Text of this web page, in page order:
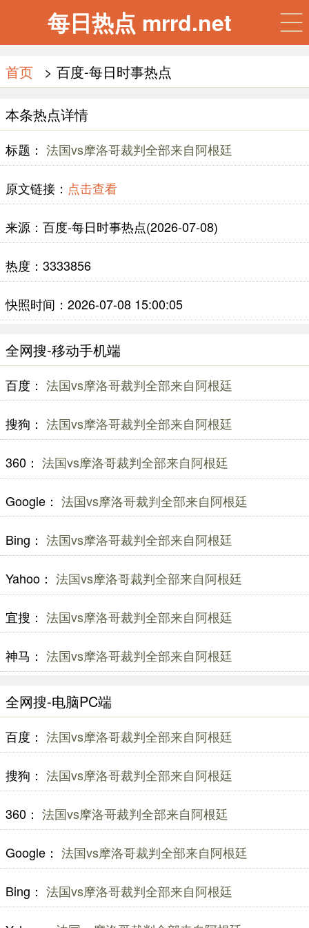
每日热点 mrrd.net
首页 > 百度-每日时事热点
本条热点详情
标题： 法国vs摩洛哥裁判全部来自阿根廷
原文链接： 点击查看
来源：百度-每日时事热点(2026-07-08)
热度：3333856
快照时间：2026-07-08 15:00:05
全网搜-移动手机端
百度： 法国vs摩洛哥裁判全部来自阿根廷
搜狗： 法国vs摩洛哥裁判全部来自阿根廷
360： 法国vs摩洛哥裁判全部来自阿根廷
Google： 法国vs摩洛哥裁判全部来自阿根廷
Bing： 法国vs摩洛哥裁判全部来自阿根廷
Yahoo： 法国vs摩洛哥裁判全部来自阿根廷
宜搜： 法国vs摩洛哥裁判全部来自阿根廷
神马： 法国vs摩洛哥裁判全部来自阿根廷
全网搜-电脑PC端
百度： 法国vs摩洛哥裁判全部来自阿根廷
搜狗： 法国vs摩洛哥裁判全部来自阿根廷
360： 法国vs摩洛哥裁判全部来自阿根廷
Google： 法国vs摩洛哥裁判全部来自阿根廷
Bing： 法国vs摩洛哥裁判全部来自阿根廷